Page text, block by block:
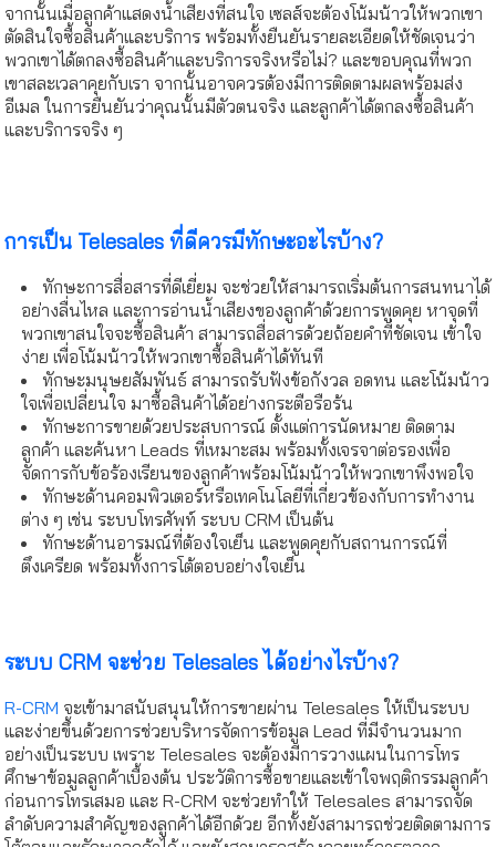
จากนั้นเมื่อลูกค้าแสดงน้ำเสียงที่สนใจ เซลส์จะต้องโน้มน้าวให้พวกเขา
ตัดสินใจซื้อสินค้าและบริการ พร้อมทั้งยืนยันรายละเอียดให้ชัดเจนว่า
พวกเขาได้ตกลงซื้อสินค้าและบริการจริงหรือไม่? และขอบคุณที่พวก
เขาสละเวลาคุยกับเรา จากนั้นอาจควรต้องมีการติดตามผลพร้อมส่ง
อีเมล ในการยืนยันว่าคุณนั้นมีตัวตนจริง และลูกค้าได้ตกลงซื้อสินค้า
และบริการจริง ๆ
การเป็น Telesales ที่ดีควรมีทักษะอะไรบ้าง?
ทักษะการสื่อสารที่ดีเยี่ยม จะช่วยให้สามารถเริ่มต้นการสนทนาได้
อย่างลื่นไหล และการอ่านน้ำเสียงของลูกค้าด้วยการพูดคุย หาจุดที่
พวกเขาสนใจจะซื้อสินค้า สามารถสื่อสารด้วยถ้อยคำที่ชัดเจน เข้าใจ
ง่าย เพื่อโน้มน้าวให้พวกเขาซื้อสินค้าได้ทันที
ทักษะมนุษยสัมพันธ์ สามารถรับฟังข้อกังวล อดทน และโน้มน้าว
ใจเพื่อเปลี่ยนใจ มาซื้อสินค้าได้อย่างกระตือรือร้น
ทักษะการขายด้วยประสบการณ์ ตั้งแต่การนัดหมาย ติดตาม
ลูกค้า และค้นหา Leads ที่เหมาะสม พร้อมทั้งเจรจาต่อรองเพื่อ
จัดการกับข้อร้องเรียนของลูกค้าพร้อมโน้มน้าวให้พวกเขาพึงพอใจ
ทักษะด้านคอมพิวเตอร์หรือเทคโนโลยีที่เกี่ยวข้องกับการทำงาน
ต่าง ๆ เช่น ระบบโทรศัพท์ ระบบ CRM เป็นต้น
ทักษะด้านอารมณ์ที่ต้องใจเย็น และพูดคุยกับสถานการณ์ที่
ตึงเครียด พร้อมทั้งการโต้ตอบอย่างใจเย็น
ระบบ CRM จะช่วย Telesales ได้อย่างไรบ้าง?
R-CRM จะเข้ามาสนับสนุนให้การขายผ่าน Telesales ให้เป็นระบบ
และง่ายขึ้นด้วยการช่วยบริหารจัดการข้อมูล Lead ที่มีจำนวนมาก
อย่างเป็นระบบ เพราะ Telesales จะต้องมีการวางแผนในการโทร
ศึกษาข้อมูลลูกค้าเบื้องต้น ประวัติการซื้อขายและเข้าใจพฤติกรรมลูกค้า
ก่อนการโทรเสมอ และ R-CRM จะช่วยทำให้ Telesales สามารถจัด
ลำดับความสำคัญของลูกค้าได้อีกด้วย อีกทั้งยังสามารถช่วยติดตามการ